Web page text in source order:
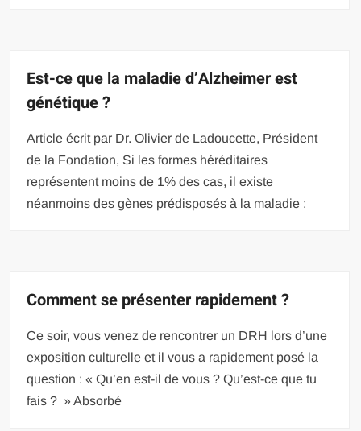
Est-ce que la maladie d’Alzheimer est
génétique ?
Article écrit par Dr. Olivier de Ladoucette, Président
de la Fondation, Si les formes héréditaires
représentent moins de 1% des cas, il existe
néanmoins des gènes prédisposés à la maladie :
Comment se présenter rapidement ?
Ce soir, vous venez de rencontrer un DRH lors d’une
exposition culturelle et il vous a rapidement posé la
question : « Qu’en est-il de vous ? Qu’est-ce que tu
fais ? » Absorbé